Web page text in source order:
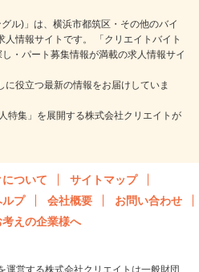
ル)」は、横浜市都筑区・その他のバイ
人情報サイトです。 「クリエイトバイト
・パート募集情報が満載の求人情報サイ
役立つ最新の情報をお届けしていま
特集」を展開する株式会社クリエイトが
について
サイトマップ
ルプ 会社概要
お問い合わせ
えの企業様へ